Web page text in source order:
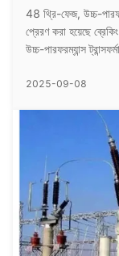
48 থ্রি-ফেজ, উচ্চ-
প্রেরণ করা হয়েছে
উচ্চ-পারফরম্যান্স
2025-09-08